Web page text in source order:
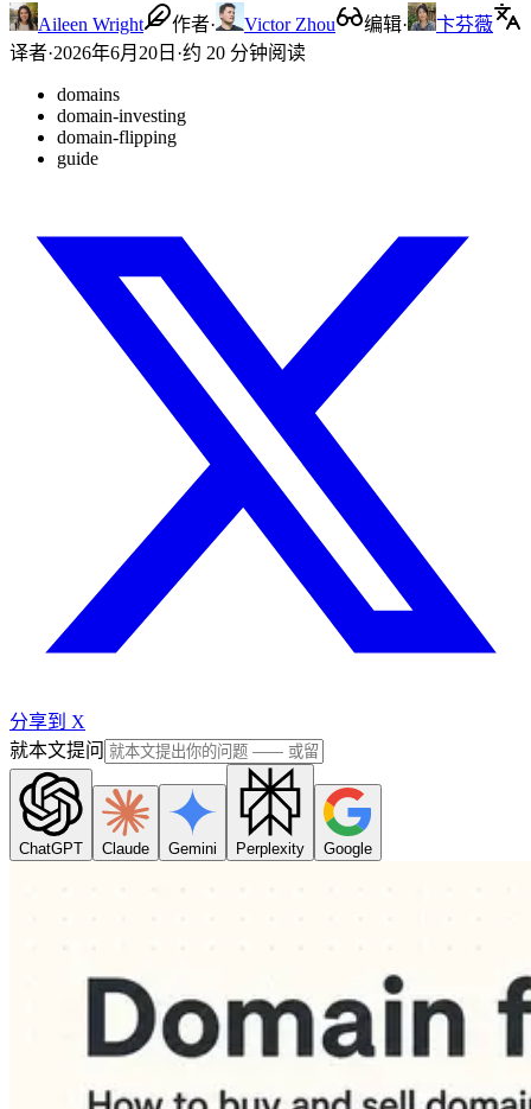
Aileen Wright 作者· Victor Zhou 编辑·
卞芬薇
译者·2026年6月20日 ·约 20 分钟阅读
domains
domain-investing
domain-flipping
guide
分享到 X
就本文提问
ChatGPT Claude Gemini Perplexity Google